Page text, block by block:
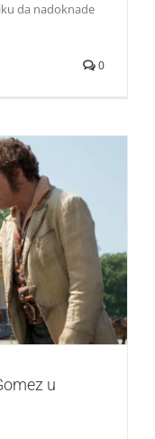
da nadoknade
0
avanturi
u